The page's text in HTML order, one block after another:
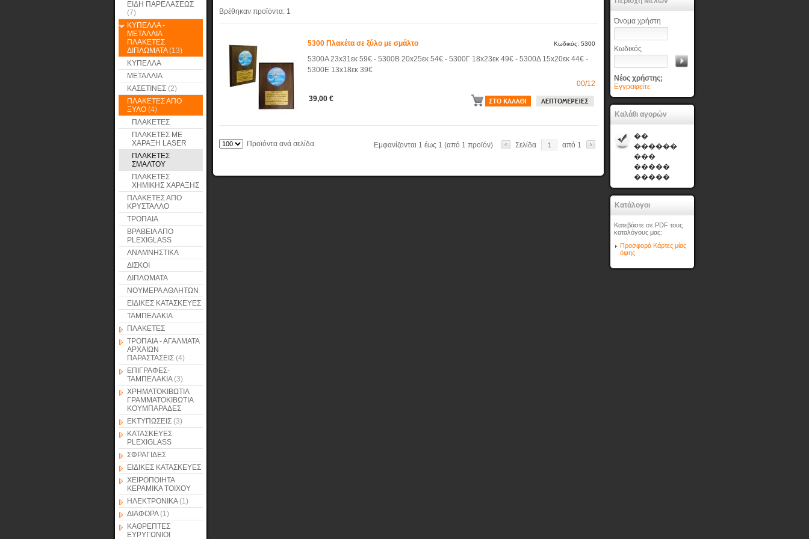
ΕΙΔΗ ΠΑΡΕΛΑΣΕΩΣ
(7)
ΚΥΠΕΛΛΑ -
ΜΕΤΑΛΛΙΑ
ΠΛΑΚΕΤΕΣ
ΔΙΠΛΩΜΑΤΑ(13)
ΚΥΠΕΛΛΑ
ΜΕΤΑΛΛΙΑ
ΚΑΣΕΤΙΝΕΣ (2)
ΠΛΑΚΕΤΕΣ ΑΠΟ
ΞΥΛΟ (4)
ΠΛΑΚΕΤΕΣ
ΠΛΑΚΕΤΕΣ ΜΕ
ΧΑΡΑΞΗ LASER
ΠΛΑΚΕΤΕΣ
ΣΜΑΛΤΟΥ
ΠΛΑΚΕΤΕΣ
ΧΗΜΙΚΗΣ ΧΑΡΑΞΗΣ
ΠΛΑΚΕΤΕΣ ΑΠΟ
ΚΡΥΣΤΑΛΛΟ
ΤΡΟΠΑΙΑ
ΒΡΑΒΕΙΑ ΑΠΟ
PLEXIGLASS
ΑΝΑΜΝΗΣΤΙΚΑ
ΔΙΣΚΟΙ
ΔΙΠΛΩΜΑΤΑ
ΝΟΥΜΕΡΑ ΑΘΛΗΤΩΝ
ΕΙΔΙΚΕΣ ΚΑΤΑΣΚΕΥΕΣ
ΤΑΜΠΕΛΑΚΙΑ
ΠΛΑΚΕΤΕΣ
ΤΡΟΠΑΙΑ - ΑΓΑΛΜΑΤΑ
ΑΡΧΑΙΩΝ
ΠΑΡΑΣΤΑΣΕΙΣ (4)
ΕΠΙΓΡΑΦΕΣ-
ΤΑΜΠΕΛΑΚΙΑ(3)
ΧΡΗΜΑΤΟΚΙΒΩΤΙΑ
ΓΡΑΜΜΑΤΟΚΙΒΩΤΙΑ
ΚΟΥΜΠΑΡΑΔΕΣ
ΕΚΤΥΠΩΣΕΙΣ (3)
ΚΑΤΑΣΚΕΥΕΣ
PLEXIGLASS
ΣΦΡΑΓΙΔΕΣ
ΕΙΔΙΚΕΣ ΚΑΤΑΣΚΕΥΕΣ
ΧΕΙΡΟΠΟΙΗΤΑ
ΚΕΡΑΜΙΚΑ ΤΟΙΧΟΥ
ΗΛΕΚΤΡΟΝΙΚΑ(1)
ΔΙΑΦΟΡΑ(1)
ΚΑΘΡΕΠΤΕΣ
ΕΥΡΥΓΩΝΙΟΙ
Βρέθηκαν προϊόντα: 1
Κωδικός: 5300
5300 Πλακέτα σε ξύλο με σμάλτο
5300Α 23x31εκ 59€ - 5300Β 20x25εκ 54€ - 5300Γ 18x23εκ 49€ - 5300Δ 15x20εκ 44€ -
5300Ε 13x18εκ 39€
00/12
39,00 €
Προϊόντα ανά σελίδα Σελίδα από 1
Εμφανίζονται 1 έως 1 (από 1 προϊόν)
Όνομα χρήστη
Κωδικός
Νέος χρήστης;
Εγγραφείτε
Καλάθι αγορών
��
������
���
�����
�����
Κατάλογοι
Κατεβάστε σε PDF τους
καταλόγους μας:
Προσφορά Κάρτες μίας
όψης